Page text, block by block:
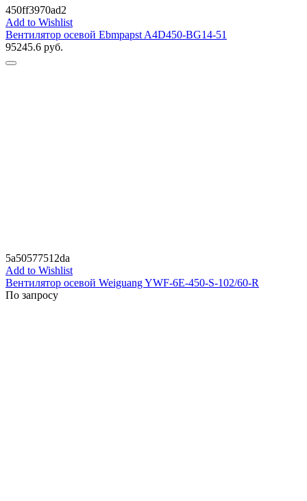
450ff3970ad2
Add to Wishlist
Вентилятор осевой Ebmpapst A4D450-BG14-51
95245.6 руб.
5a50577512da
Add to Wishlist
Вентилятор осевой Weiguang YWF-6E-450-S-102/60-R
По запросу